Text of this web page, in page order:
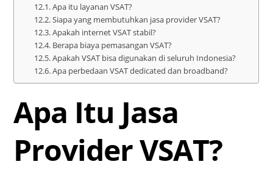
Apa itu layanan VSAT?
Siapa yang membutuhkan jasa provider VSAT?
Apakah internet VSAT stabil?
Berapa biaya pemasangan VSAT?
Apakah VSAT bisa digunakan di seluruh Indonesia?
Apa perbedaan VSAT dedicated dan broadband?
Apa Itu Jasa
Provider VSAT?